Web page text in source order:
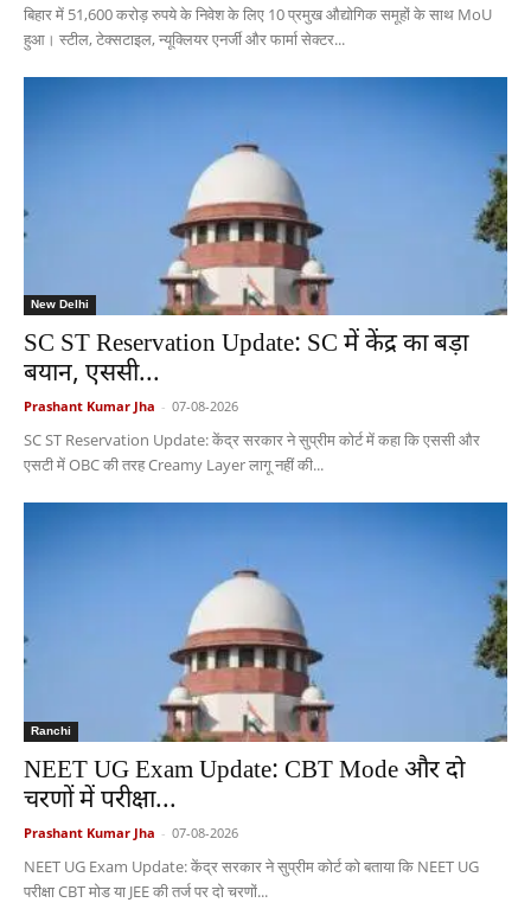
बिहार में 51,600 करोड़ रुपये के निवेश के लिए 10 प्रमुख औद्योगिक समूहों के साथ MoU
हुआ। स्टील, टेक्सटाइल, न्यूक्लियर एनर्जी और फार्मा सेक्टर...
New Delhi
SC ST Reservation Update: SC में केंद्र का बड़ा
बयान, एससी...
Prashant Kumar Jha - 07-08-2026
SC ST Reservation Update: केंद्र सरकार ने सुप्रीम कोर्ट में कहा कि एससी और
एसटी में OBC की तरह Creamy Layer लागू नहीं की...
Ranchi
NEET UG Exam Update: CBT Mode और दो
चरणों में परीक्षा...
Prashant Kumar Jha - 07-08-2026
NEET UG Exam Update: केंद्र सरकार ने सुप्रीम कोर्ट को बताया कि NEET UG
परीक्षा CBT मोड या JEE की तर्ज पर दो चरणों...